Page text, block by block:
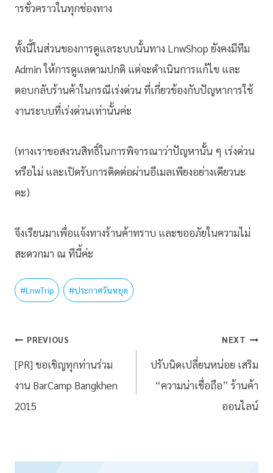
ารชั่วคราวในทุกช่องทาง
ทั้งนี้ในส่วนของการดูแลระบบนั้นทาง LnwShop ยังคงมีทีม
Admin ให้การดูแลตามปกติ แต่จะดำเนินการแก้ไข และ
ตอบกลับร้านค้าในกรณีเร่งด่วน ที่เกี่ยวข้องกับปัญหาการใช
งานระบบที่เร่งด่วนเท่านั้นค่ะ
(ทางเราขอสงวนสิทธิ์ในการพิจารณาว่าปัญหานั้น ๆ เร่งด่วน
หรือไม่ และเปิดรับการติดต่อผ่านอีเมลเพียงอย่างเดียวนะ
คะ)
จึงเรียนมาเพื่อแจ้งทางร้านค้าทราบ และขออภัยในความไม่
สะดวกมา ณ ทีนี้ค่ะ
#LnwTrip #ประกาศวันหยุด
PREVIOUS
[PR] ขอเชิญทุกท่านร่วม
งาน BarCamp Bangkhen
2015
NEXT
ปรับนิดเปลี่ยนหน่อย เสริม
“ความน่าเชื่อถือ” ร้านค้า
ออนไลน์